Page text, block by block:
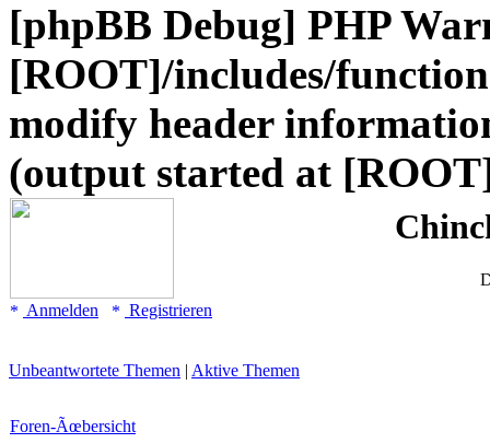
[phpBB Debug] PHP
[ROOT]/includes/
modify header
(output started at
Anmelden
Registrieren
Unbeantwortete Themen | Aktive Themen
Foren-Ãœbersicht